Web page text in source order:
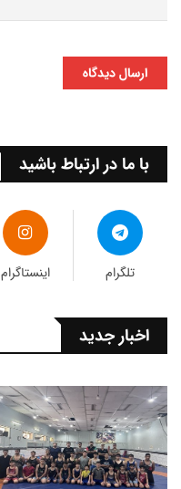
ارسال دیدگاه
با ما در ارتباط باشید
تلگرام اینستاگرام
اخبار جدید